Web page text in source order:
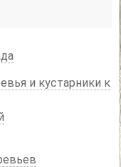
и кустарники к